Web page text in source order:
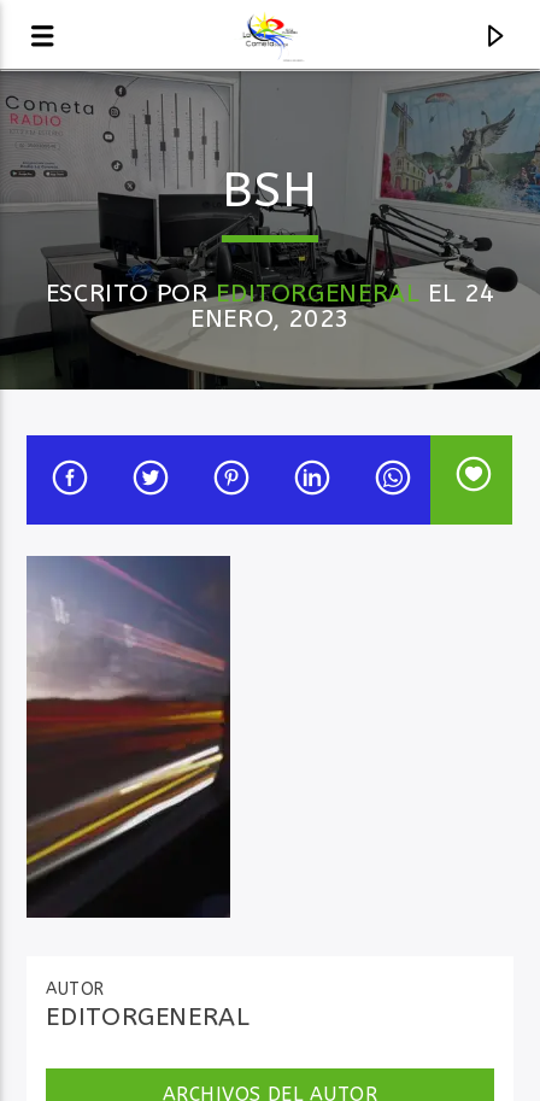
AUDIO EN VIVO
LA COMETA, SEÑALES A CIELO ABIERTO
Audio en Vivo
BSH
ESCRITO POREDITORGENERAL EL 24
ENERO, 2023
AUTOR
EDITORGENERAL
ARCHIVOS DEL AUTOR